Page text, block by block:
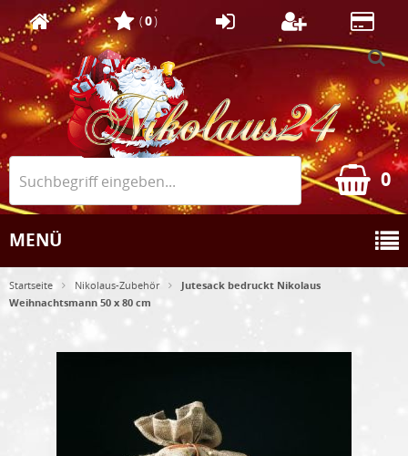
(0)
0
MENÜ
Startseite Nikolaus-Zubehör
Jutesack bedruckt Nikolaus
Weihnachtsmann 50 x 80 cm